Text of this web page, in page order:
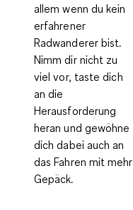
allem wenn du kein
erfahrener
Radwanderer bist.
Nimm dir nicht zu
viel vor, taste dich
an die
Herausforderung
heran und gewöhne
dich dabei auch an
das Fahren mit mehr
Gepäck.